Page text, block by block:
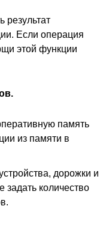
результат
Если операция
этой функции
память
из памяти в
дорожки и
задать количество